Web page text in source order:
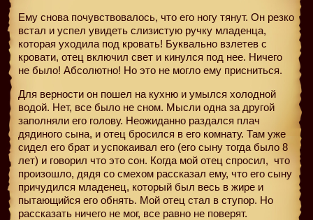
Ему снова почувствовалось, что его ногу тянут. Он резко
встал и успел увидеть слизистую ручку младенца,
которая уходила под кровать! Буквально взлетев с
кровати, отец включил свет и кинулся под нее. Ничего
не было! Абсолютно! Но это не могло ему присниться.
Для верности он пошел на кухню и умылся холодной
водой. Нет, все было не сном. Мысли одна за другой
заполняли его голову. Неожиданно раздался плач
дядиного сына, и отец бросился в его комнату. Там уже
сидел его брат и успокаивал его (его сыну тогда было 8
лет) и говорил что это сон. Когда мой отец спросил, что
произошло, дядя со смехом рассказал ему, что его сыну
причудился младенец, который был весь в жире и
пытающийся его обнять. Мой отец стал в ступор. Но
рассказать ничего не мог, все равно не поверят.